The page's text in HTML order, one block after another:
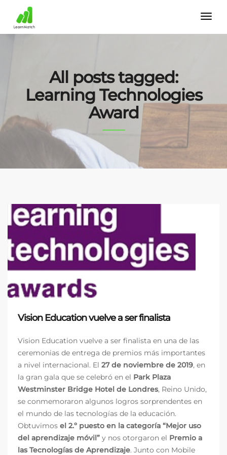
All posts tagged:
Learning Technologies
Award
Vision Education vuelve a ser finalista
Vision Education vuelve a ser finalista en una de las
ceremonias de entrega de premios más importantes
a nivel internacional. El 27 de noviembre de 2019, en
la gran gala que se celebró en el Park Plaza
Westminster Bridge Hotel de Londres, Reino Unido,
se conmemoraron algunos logros sorprendentes en
el mundo de las tecnologías de la educación.
Obtuvimos el 2.º puesto en la categoría “Mejor uso
del aprendizaje móvil” y nos otorgaron el Premio a
las Tecnologías de Aprendizaje. Junto con Mobile